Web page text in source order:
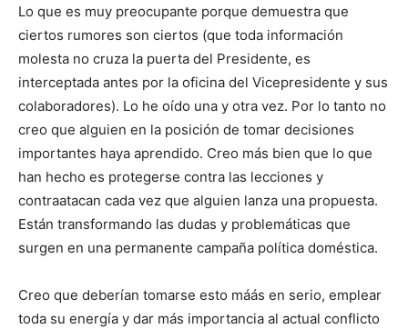
Lo que es muy preocupante porque demuestra que
ciertos rumores son ciertos (que toda información
molesta no cruza la puerta del Presidente, es
interceptada antes por la oficina del Vicepresidente y sus
colaboradores). Lo he oído una y otra vez. Por lo tanto no
creo que alguien en la posición de tomar decisiones
importantes haya aprendido. Creo más bien que lo que
han hecho es protegerse contra las lecciones y
contraatacan cada vez que alguien lanza una propuesta.
Están transformando las dudas y problemáticas que
surgen en una permanente campaña política doméstica.
Creo que deberían tomarse esto máás en serio, emplear
toda su energía y dar más importancia al actual conflicto